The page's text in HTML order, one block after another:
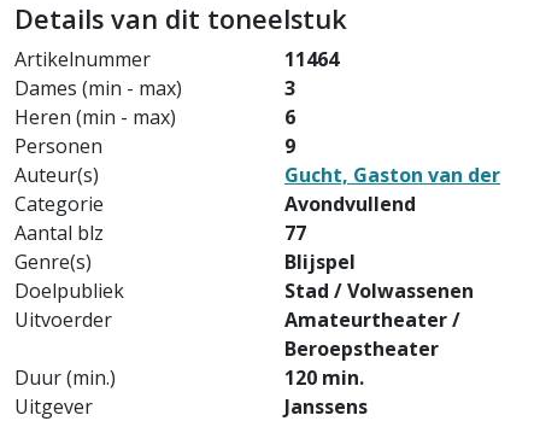
Details van dit toneelstuk
Artikelnummer
11464
Dames (min - max)
3
Heren (min - max)
6
Personen
9
Auteur(s)
Gucht, Gaston van der
Categorie
Avondvullend
Aantal blz
77
Genre(s)
Blijspel
Doelpubliek
Stad / Volwassenen
Uitvoerder
Amateurtheater /
Beroepstheater
Duur (min.)
120 min.
Uitgever
Janssens